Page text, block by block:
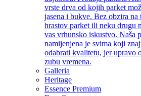
vrste drva od kojih parket
jasena i bukve. Bez obzira na
hrastov parket ili neku drugu
vas vrhunsko iskustvo. Naša
namijenjena je svima koji
odabrati kvalitetu, jer upravo
zubu vremena.
Galleria
Heritage
Essence Premium